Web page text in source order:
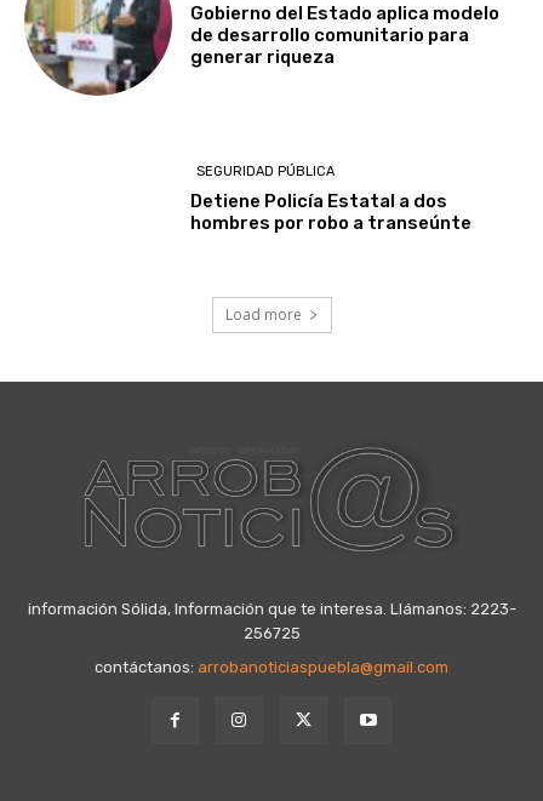
Gobierno del Estado aplica modelo
de desarrollo comunitario para
generar riqueza
SEGURIDAD PÚBLICA
Detiene Policía Estatal a dos
hombres por robo a transeúnte
Load more
información Sólida, Información que te interesa. Llámanos: 2223-
256725
contáctanos: arrobanoticiaspuebla@gmail.com